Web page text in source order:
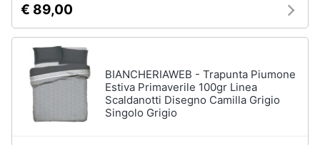
€ 89,00
BIANCHERIAWEB - Trapunta Piumone
Estiva Primaverile 100gr Linea
Scaldanotti Disegno Camilla Grigio
Singolo Grigio